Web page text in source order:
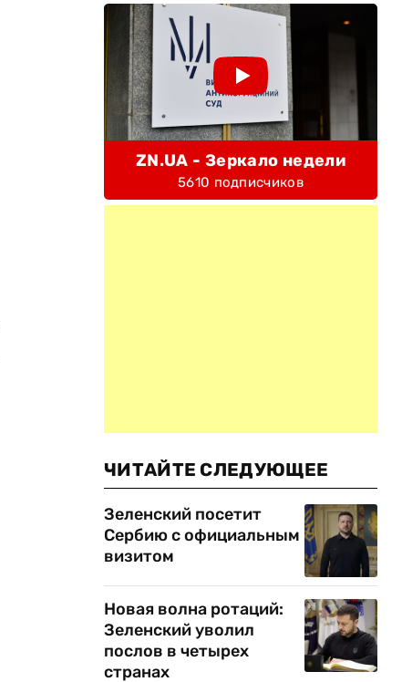
ZN.UA - Зеркало недели
5610 подписчиков
ЧИТАЙТЕ СЛЕДУЮЩЕЕ
Зеленский посетит
Сербию с официальным
визитом
Новая волна ротаций:
Зеленский уволил
послов в четырех
странах